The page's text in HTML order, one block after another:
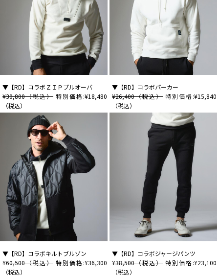
▼【RD】コラボＺＩＰプルオーバ
¥30,800（税込） 特別価格:¥18,480
（税込）
▼【RD】コラボパーカー
¥26,400（税込） 特別価格:¥15,840
（税込）
▼【RD】コラボキルトブルゾン
¥60,500（税込） 特別価格:¥36,300
（税込）
▼【RD】コラボジャージパンツ
¥38,500（税込） 特別価格:¥23,100
（税込）